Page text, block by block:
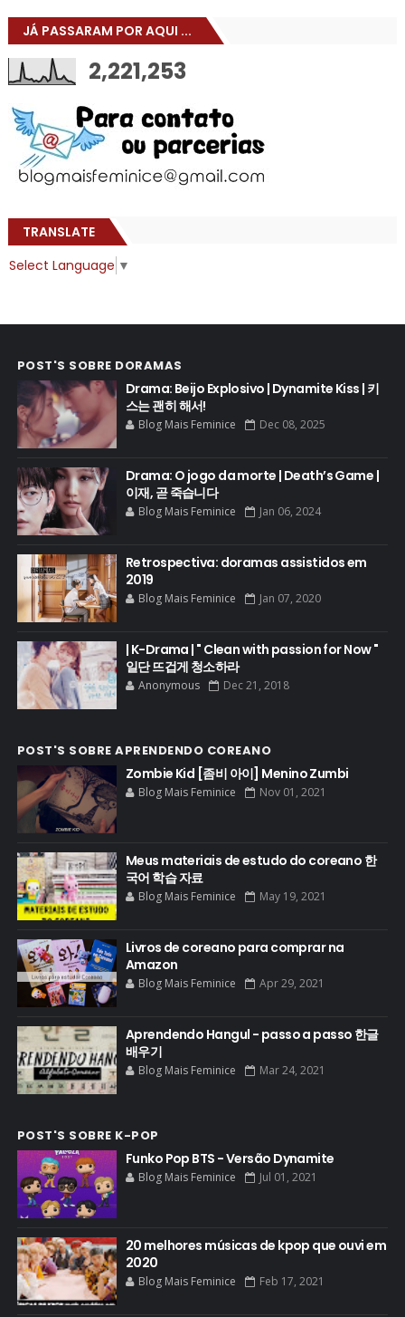
JÁ PASSARAM POR AQUI ...
2,221,253
TRANSLATE
Select Language ▼
POST'S SOBRE DORAMAS
Drama: Beijo Explosivo | Dynamite Kiss | 키
스는 괜히 해서!
Blog Mais Feminice Dec 08, 2025
Drama: O jogo da morte | Death’s Game |
이재, 곧 죽습니다
Blog Mais Feminice Jan 06, 2024
Retrospectiva: doramas assistidos em
2019
Blog Mais Feminice Jan 07, 2020
| K-Drama | " Clean with passion for Now "
일단 뜨겁게 청소하라
Anonymous Dec 21, 2018
POST'S SOBRE APRENDENDO COREANO
Zombie Kid [좀비 아이] Menino Zumbi
Blog Mais Feminice Nov 01, 2021
Meus materiais de estudo do coreano 한
국어 학습 자료
Blog Mais Feminice May 19, 2021
Livros de coreano para comprar na
Amazon
Blog Mais Feminice Apr 29, 2021
Aprendendo Hangul - passo a passo 한글
배우기
Blog Mais Feminice Mar 24, 2021
POST'S SOBRE K-POP
Funko Pop BTS - Versão Dynamite
Blog Mais Feminice Jul 01, 2021
20 melhores músicas de kpop que ouvi em
2020
Blog Mais Feminice Feb 17, 2021